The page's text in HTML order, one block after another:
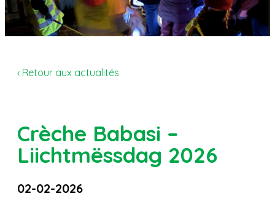
‹ Retour aux actualités
Crèche Babasi –
Liichtmëssdag 2026
02-02-2026